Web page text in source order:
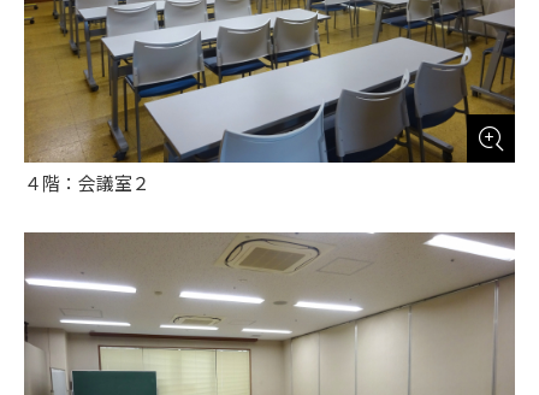
４階：会議室２